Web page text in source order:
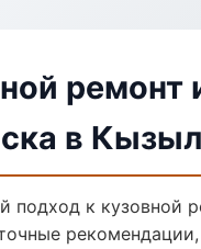
ремонт
в Кызыл
подход к кузовной
рекомендации,